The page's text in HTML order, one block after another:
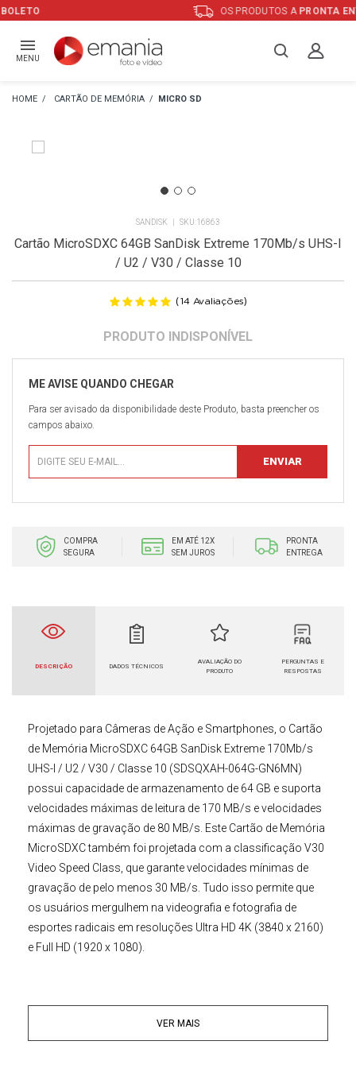
PRONTA ENTREGA
MENU
CARTÃO DE MEMÓRIA MICRO SD
SANDISK 16863
Cartão MicroSDXC 64GB SanDisk Extreme 170Mb/s UHS-I
/ U2 / V30 / Classe 10
(14Avaliações)
Para ser avisado da disponibilidade deste Produto, basta preencher os
campos abaixo.
COMPRA
SEGURA
EM ATÉ 12X
SEM JUROS
PRONTA
ENTREGA
DESCRIÇÃO DADOS TÉCNICOS
AVALIAÇÃO DO
PRODUTO
PERGUNTAS E
RESPOSTAS
Projetado para Câmeras de Ação e Smartphones, o Cartão
de Memória MicroSDXC 64GB SanDisk Extreme 170Mb/s
UHS-I / U2 / V30 / Classe 10 (SDSQXAH-064G-GN6MN)
possui capacidade de armazenamento de 64 GB e suporta
velocidades máximas de leitura de 170 MB/s e velocidades
máximas de gravação de 80 MB/s. Este Cartão de Memória
MicroSDXCtambém foi projetada com a classificação V30
Video Speed Class, que garante velocidades mínimas de
gravação de pelo menos 30 MB/s. Tudo isso permite que
os usuários mergulhem na videografia e fotografia de
esportes radicais em resoluções Ultra HD 4K (3840 x 2160)
e Full HD (1920 x 1080).
tenha sido projetado para câmeras compatíveis com UHS-
I/V30, ele pode ser usado em dispositivos que não
VER MAIS